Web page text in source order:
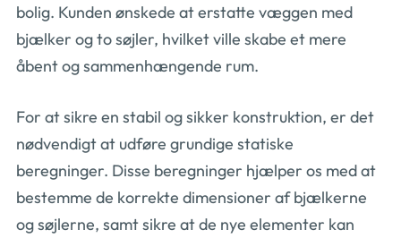
bolig. Kunden ønskede at erstatte væggen med
bjælker og to søjler, hvilket ville skabe et mere
åbent og sammenhængende rum.
For at sikre en stabil og sikker konstruktion, er det
nødvendigt at udføre grundige statiske
beregninger. Disse beregninger hjælper os med at
bestemme de korrekte dimensioner af bjælkerne
og søjlerne, samt sikre at de nye elementer kan